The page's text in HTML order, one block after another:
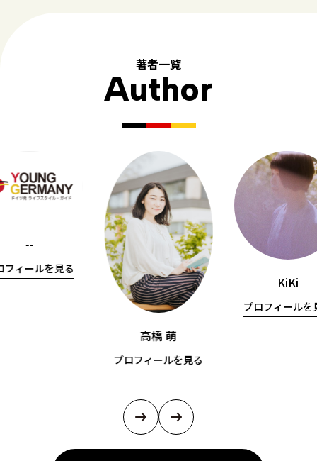
著者一覧
Author
--
フィールを見る
高橋 萌
プロフィールを見る
KiKi
プロフィールを